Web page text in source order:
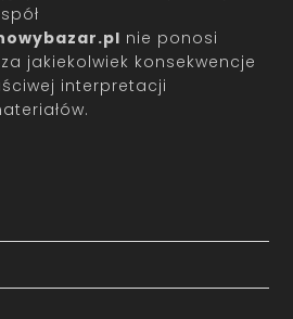
nie ponosi
jakiekolwiek konsekwencje
interpretacji